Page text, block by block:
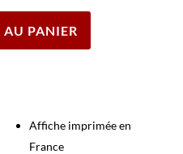
PANIER
Affiche imprimée en
France